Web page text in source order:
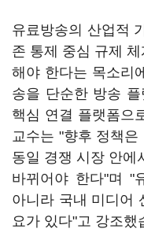
유료방송의 산업적
존 통제 중심 규제
해야 한다는 목소리
송을 단순한 방송
핵심 연결 플랫폼으
교수는 "향후 정책
동일 경쟁 시장 안에
바뀌어야 한다"며 "
아니라 국내 미디어
요가 있다"고 강조했